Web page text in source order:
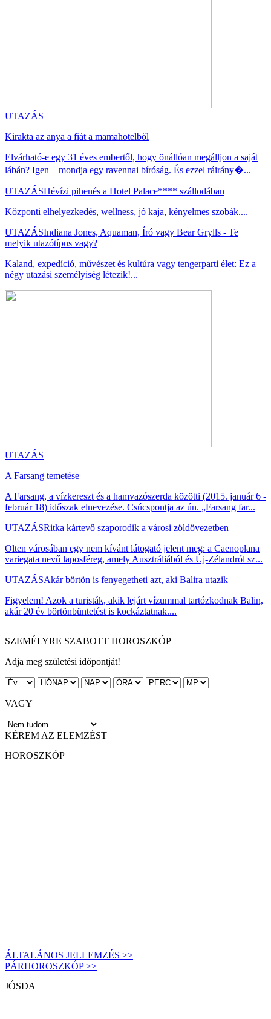
UTAZÁS
Kirakta az anya a fiát a mamahotelből
Elvárható-e egy 31 éves embertől, hogy önállóan megálljon a saját
lábán? Igen – mondja egy ravennai bíróság. És ezzel ráirány�...
UTAZÁSHévízi pihenés a Hotel Palace**** szállodában
Központi elhelyezkedés, wellness, jó kaja, kényelmes szobák....
UTAZÁSIndiana Jones, Aquaman, Író vagy Bear Grylls - Te
melyik utazótípus vagy?
Kaland, expedíció, művészet és kultúra vagy tengerparti élet: Ez a
négy utazási személyiség létezik!...
UTAZÁS
A Farsang temetése
A Farsang, a vízkereszt és a hamvazószerda közötti (2015. január 6 -
február 18) időszak elnevezése. Csúcspontja az ún. „Farsang far...
UTAZÁSRitka kártevő szaporodik a városi zöldövezetben
Olten városában egy nem kívánt látogató jelent meg: a Caenoplana
variegata nevű laposféreg, amely Ausztráliából és Új-Zélandról sz...
UTAZÁSAkár börtön is fenyegetheti azt, aki Balira utazik
Figyelem! Azok a turisták, akik lejárt vízummal tartózkodnak Balin,
akár 20 év börtönbüntetést is kockáztatnak....
SZEMÉLYRE SZABOTT HOROSZKÓP
Adja meg születési időpontját!
VAGY
KÉREM AZ ELEMZÉST
HOROSZKÓP
ÁLTALÁNOS JELLEMZÉS >>
PÁRHOROSZKÓP >>
JÓSDA